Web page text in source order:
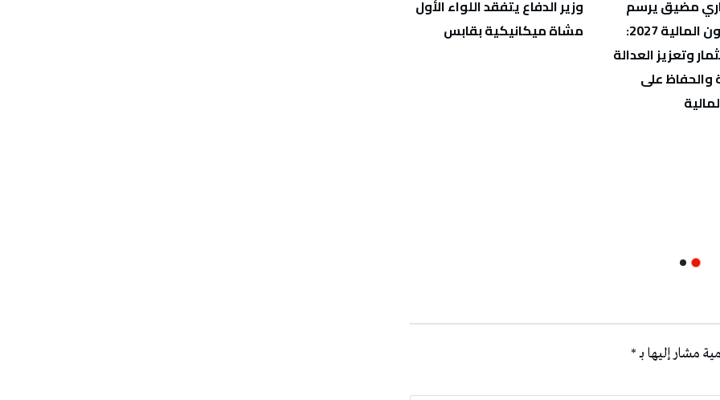
مضيق يرسم
ملامح قانون المالية 2027:
وتعزيز العدالة
والحفاظ على
وزير الدفاع يتفقد اللواء الأول
مشاة ميكانيكية بقابس
مشار إليها بـ*